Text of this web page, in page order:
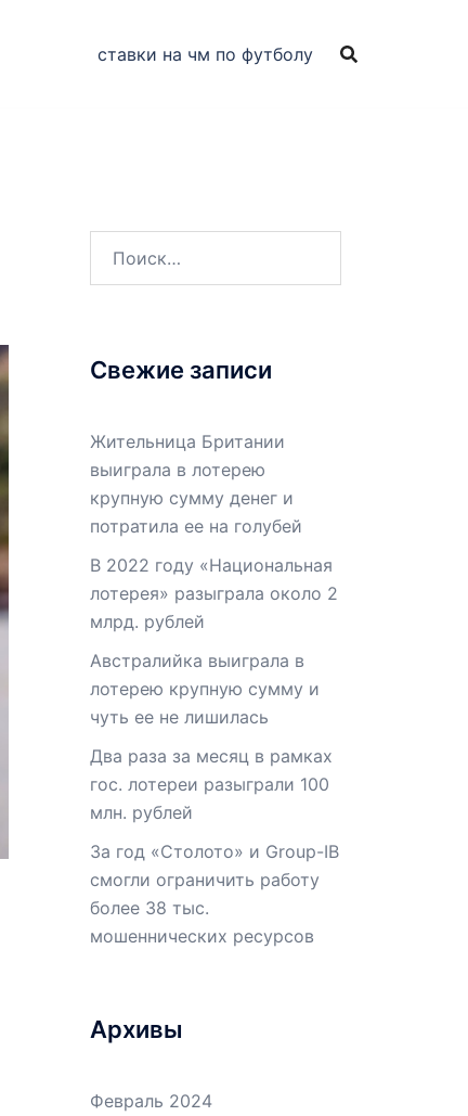
ставки на чм по футболу
Свежие записи
Жительница Британии
выиграла в лотерею
крупную сумму денег и
потратила ее на голубей
В 2022 году «Национальная
лотерея» разыграла около 2
млрд. рублей
Австралийка выиграла в
лотерею крупную сумму и
чуть ее не лишилась
Два раза за месяц в рамках
гос. лотереи разыграли 100
млн. рублей
За год «Столото» и Group-IB
смогли ограничить работу
более 38 тыс.
мошеннических ресурсов
Архивы
Февраль 2024